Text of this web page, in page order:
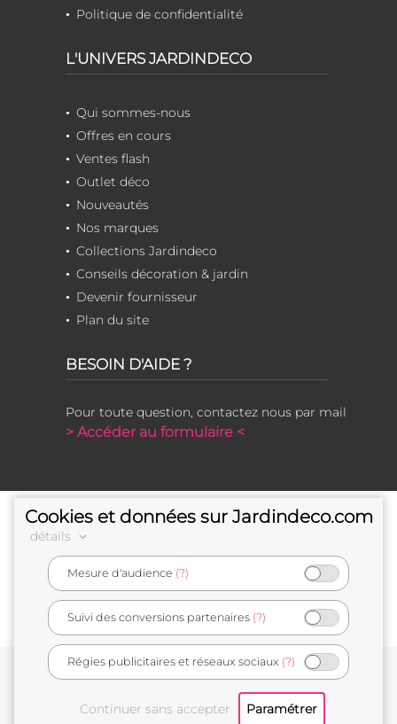
Politique de confidentialité
L'UNIVERS JARDINDECO
Qui sommes-nous
Offres en cours
Ventes flash
Outlet déco
Nouveautés
Nos marques
Collections Jardindeco
Conseils décoration & jardin
Devenir fournisseur
Plan du site
BESOIN D'AIDE ?
Pour toute question, contactez nous par mail
> Accéder au formulaire <
e-commerçant français
Cookies et données sur Jardindeco.com
détails
Mesure d'audience (?)
Suivi des conversions partenaires (?)
Régies publicitaires et réseaux sociaux (?)